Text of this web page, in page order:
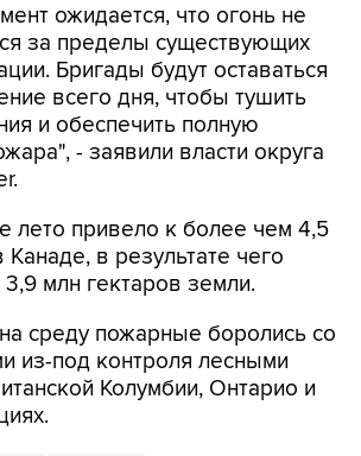
ожидается, что огонь не
за пределы существующих
Бригады будут оставаться
всего дня, чтобы тушить
и обеспечить полную
- заявили власти округа
лето привело к более чем 4,5
в результате чего
млн гектаров земли.
среду пожарные боролись со
из-под контроля лесными
Колумбии, Онтарио и